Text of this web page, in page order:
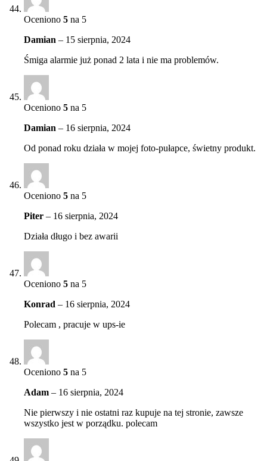
Oceniono 5 na 5
Damian – 15 sierpnia, 2024
Śmiga alarmie już ponad 2 lata i nie ma problemów.
Oceniono 5 na 5
Damian – 16 sierpnia, 2024
Od ponad roku działa w mojej foto-pułapce, świetny produkt.
Oceniono 5 na 5
Piter – 16 sierpnia, 2024
Działa długo i bez awarii
Oceniono 5 na 5
Konrad – 16 sierpnia, 2024
Polecam , pracuje w ups-ie
Oceniono 5 na 5
Adam – 16 sierpnia, 2024
Nie pierwszy i nie ostatni raz kupuje na tej stronie, zawsze
wszystko jest w porządku. polecam